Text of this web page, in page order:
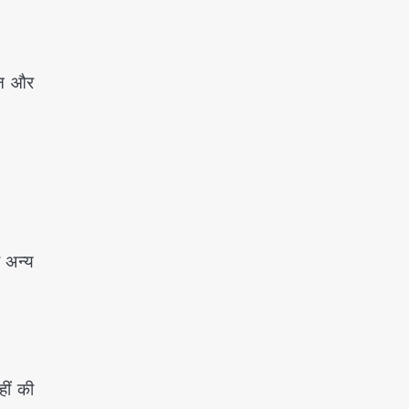
और
अन्य
की